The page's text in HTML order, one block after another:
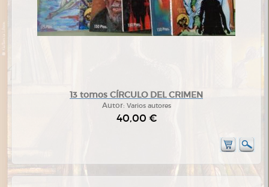
13 tomos CÍRCULO DEL CRIMEN
Autor: Varios autores
40,00 €